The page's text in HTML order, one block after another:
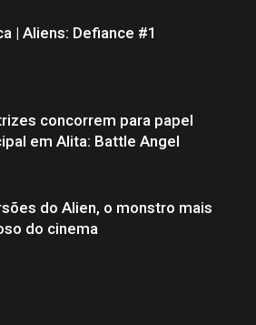
| Aliens: Defiance #1
concorrem para papel
em Alita: Battle Angel
do Alien, o monstro mais
do cinema